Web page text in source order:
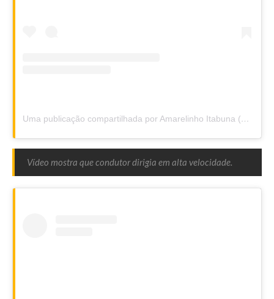
Uma publicação compartilhada por Amarelinho Itabuna (@amarelinhoitabuna)
Vídeo mostra que condutor dirigia em alta velocidade.